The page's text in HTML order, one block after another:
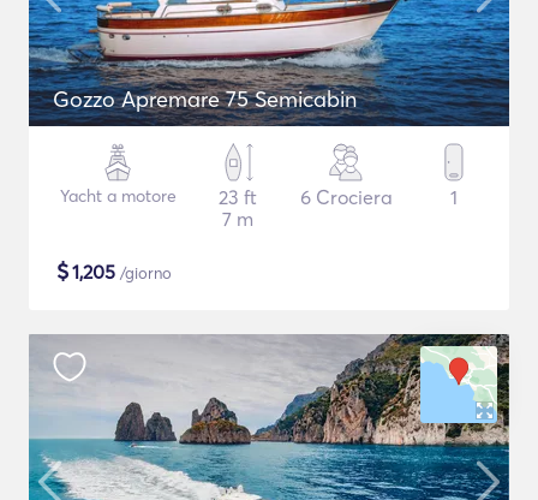
Gozzo Apremare 75 Semicabin
Yacht a motore
23 ft
7 m
6 Crociera 1
$1,205 /giorno